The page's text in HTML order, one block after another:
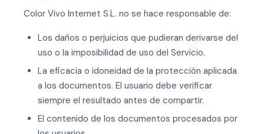
Color Vivo Internet S.L. no se hace responsable de:
Los daños o perjuicios que pudieran derivarse del
uso o la imposibilidad de uso del Servicio.
La eficacia o idoneidad de la protección aplicada
a los documentos. El usuario debe verificar
siempre el resultado antes de compartir.
El contenido de los documentos procesados por